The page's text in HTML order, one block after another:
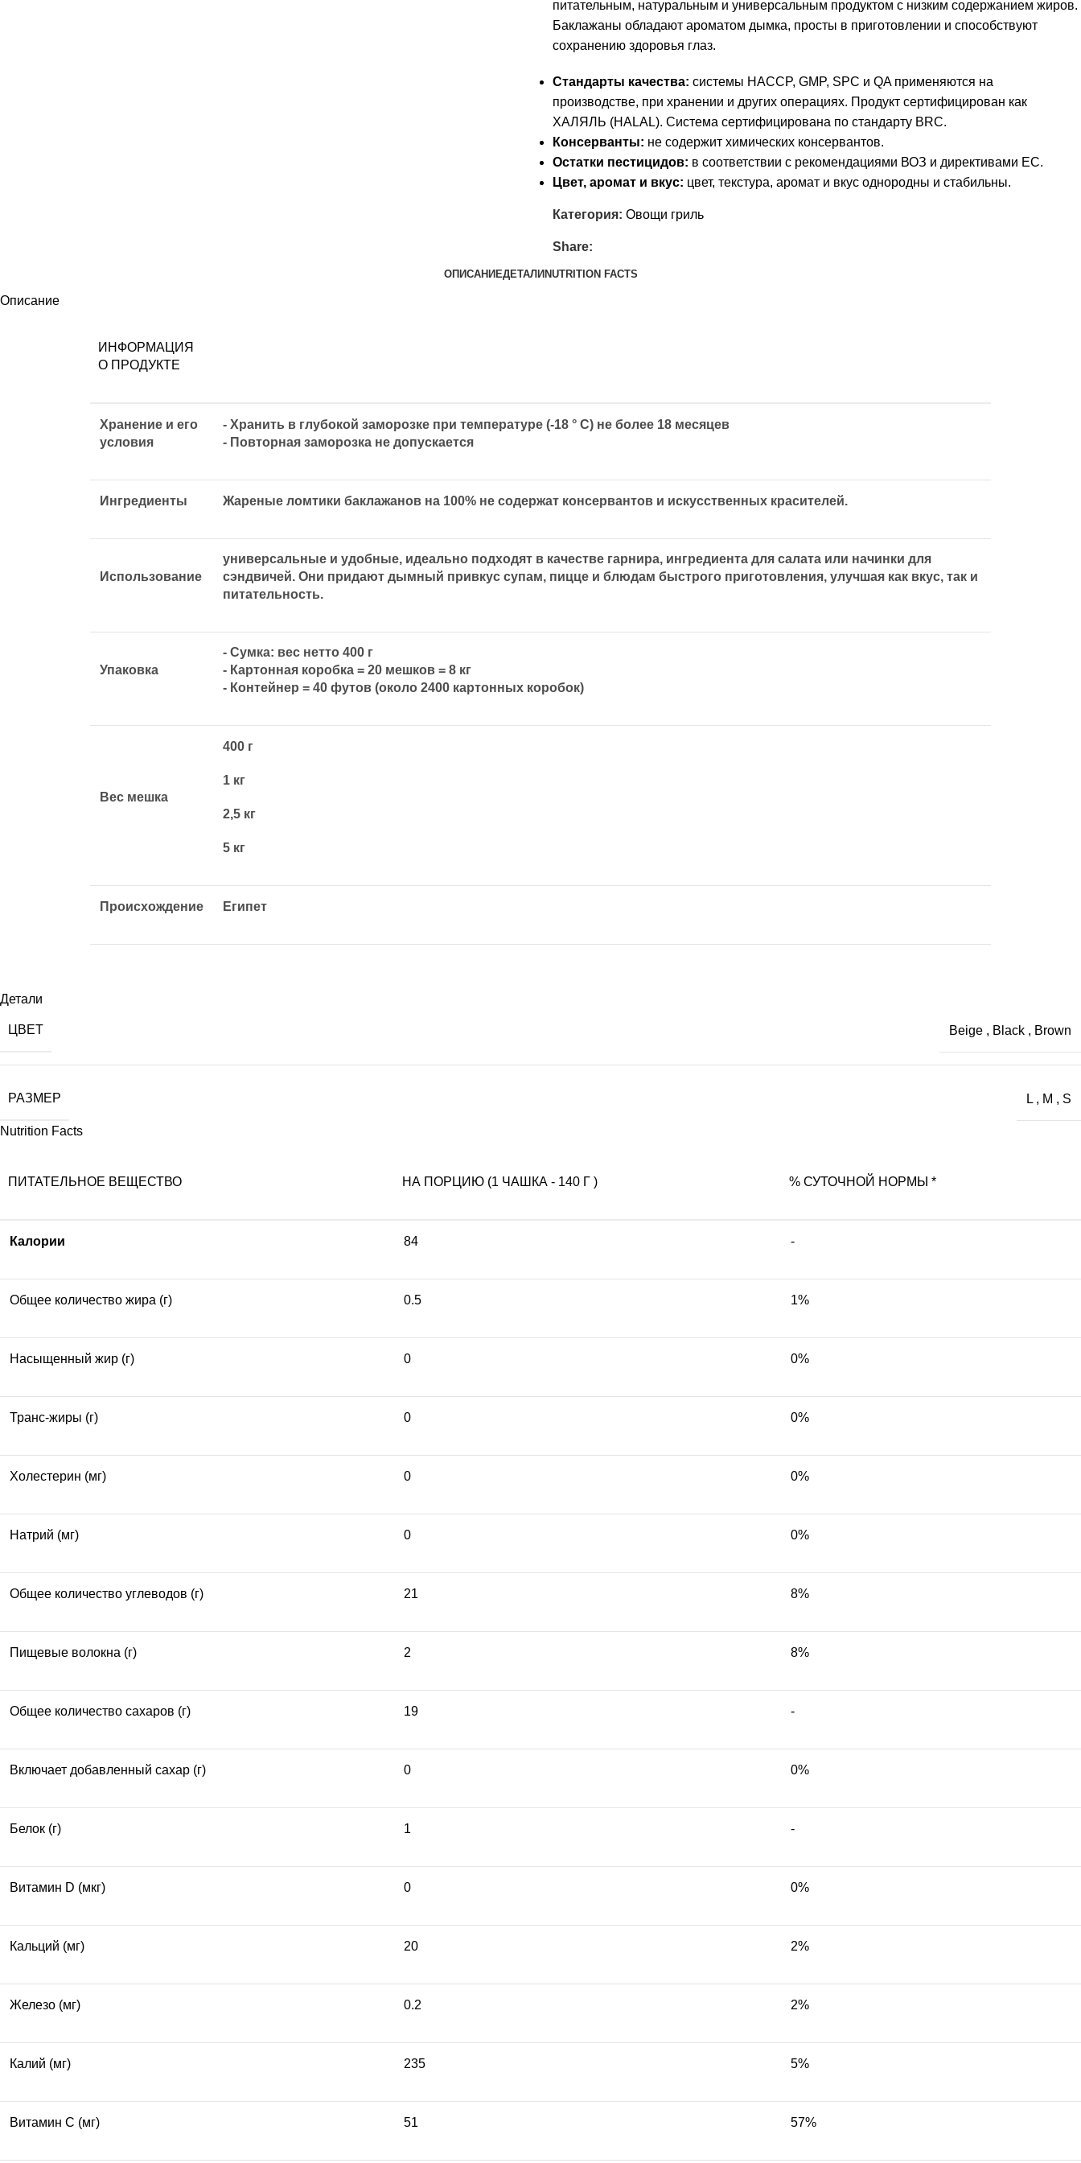
питательным, натуральным и универсальным продуктом с низким содержанием жиров.
Баклажаны обладают ароматом дымка, просты в приготовлении и способствуют
сохранению здоровья глаз.
Стандарты качества: системы HACCP, GMP, SPC и QA применяются на
производстве, при хранении и других операциях. Продукт сертифицирован как
ХАЛЯЛЬ (HALAL). Система сертифицирована по стандарту BRC.
Консерванты: не содержит химических консервантов.
Остатки пестицидов: в соответствии с рекомендациями ВОЗ и директивами ЕС.
Цвет, аромат и вкус: цвет, текстура, аромат и вкус однородны и стабильны.
Категория: Овощи гриль
Share:
ОПИСАНИЕДЕТАЛИNUTRITION FACTS
Описание
ИНФОРМАЦИЯ
О ПРОДУКТЕ
Хранение и его
условия
- Хранить в глубокой заморозке при температуре (-18 ° C) не более 18 месяцев
- Повторная заморозка не допускается
Ингредиенты Жареные ломтики баклажанов на 100% не содержат консервантов и искусственных красителей.
Использование
универсальные и удобные, идеально подходят в качестве гарнира, ингредиента для салата или начинки для
сэндвичей. Они придают дымный привкус супам, пицце и блюдам быстрого приготовления, улучшая как вкус, так и
питательность.
Упаковка
- Сумка: вес нетто 400 г
- Картонная коробка = 20 мешков = 8 кг
- Контейнер = 40 футов (около 2400 картонных коробок)
Вес мешка
400 г
1 кг
2,5 кг
5 кг
Происхождение Египет
Детали
ЦВЕТ Beige , Black , Brown
РАЗМЕР L , M , S
Nutrition Facts
ПИТАТЕЛЬНОЕ ВЕЩЕСТВО НА ПОРЦИЮ (1 ЧАШКА - 140 Г ) % СУТОЧНОЙ НОРМЫ *
Калории 84 -
Общее количество жира (г) 0.5 1%
Насыщенный жир (г) 0 0%
Транс-жиры (г) 0 0%
Холестерин (мг) 0 0%
Натрий (мг) 0 0%
Общее количество углеводов (г) 21 8%
Пищевые волокна (г) 2 8%
Общее количество сахаров (г) 19 -
Включает добавленный сахар (г) 0 0%
Белок (г) 1 -
Витамин D (мкг) 0 0%
Кальций (мг) 20 2%
Железо (мг) 0.2 2%
Калий (мг) 235 5%
Витамин С (мг) 51 57%